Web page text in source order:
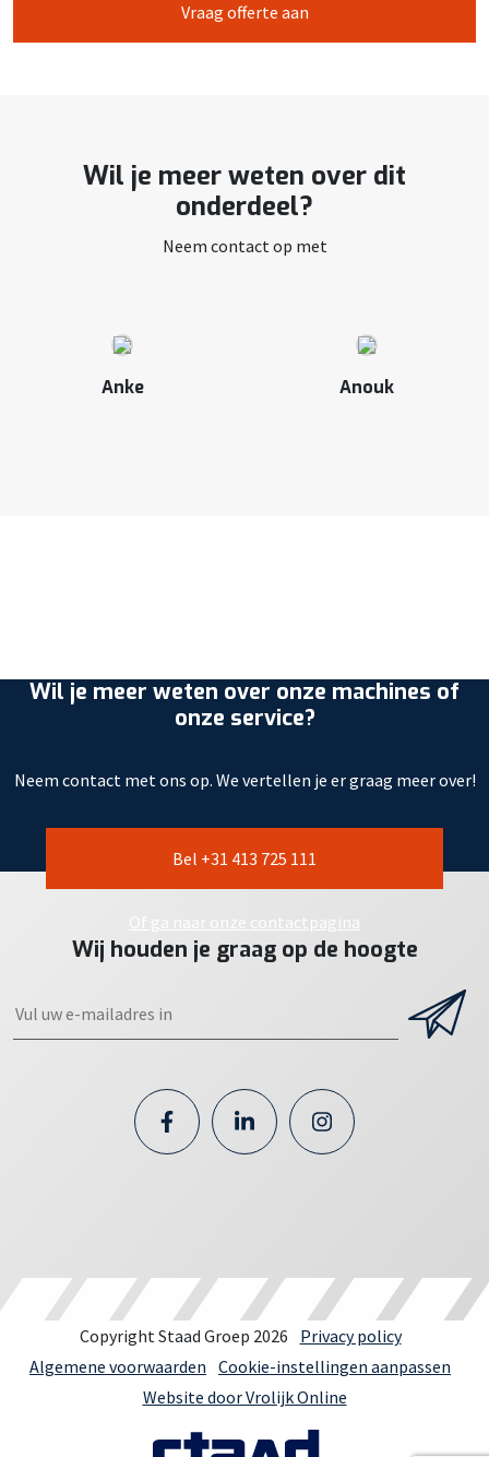
Vraag offerte aan
Wil je meer weten over dit
onderdeel?
Neem contact op met
Anke Anouk
Wil je meer weten over onze machines of
onze service?
Neem contact met ons op. We vertellen je er graag meer over!
Bel +31 413 725 111
Of ga naar onze contactpagina
Wij houden je graag op de hoogte
Copyright Staad Groep 2026
Privacy policy
Algemene voorwaarden Cookie-instellingen aanpassen
Website door Vrolijk Online